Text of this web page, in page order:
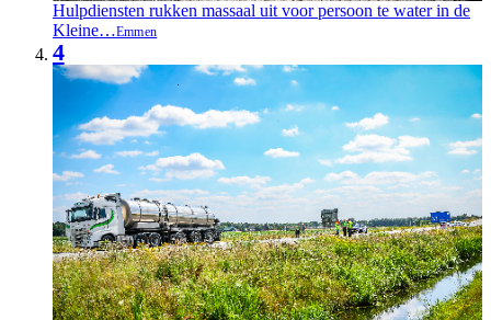
Hulpdiensten rukken massaal uit voor persoon te water in de
Kleine…Emmen
4